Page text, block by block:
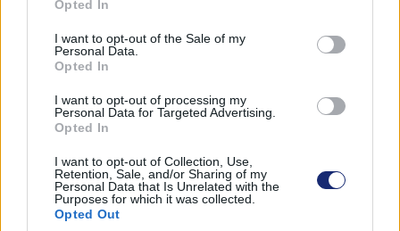
use your data for below specified purposes in below Google
consent section.
Opted In
I want to opt-out of the Sale of my
Personal Data.
Opted In
I want to opt-out of processing my
Personal Data for Targeted Advertising.
Opted In
I want to opt-out of Collection, Use,
Retention, Sale, and/or Sharing of my
Personal Data that Is Unrelated with the
Purposes for which it was collected.
Opted Out
Akkora a Microsoft mesterséges intelligenciájának
az energiaigénye, hogy külön atomerőmű kell neki
| 2024.09.23 07:04
A redmondiak kedvéért újraindítják egy már leállított erőmű